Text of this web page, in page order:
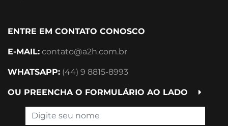
ENTRE EM CONTATO CONOSCO
E-MAIL: contato@a2h.com.br
WHATSAPP: (44) 9 8815-8993
OU PREENCHA O FORMULÁRIO AO LADO